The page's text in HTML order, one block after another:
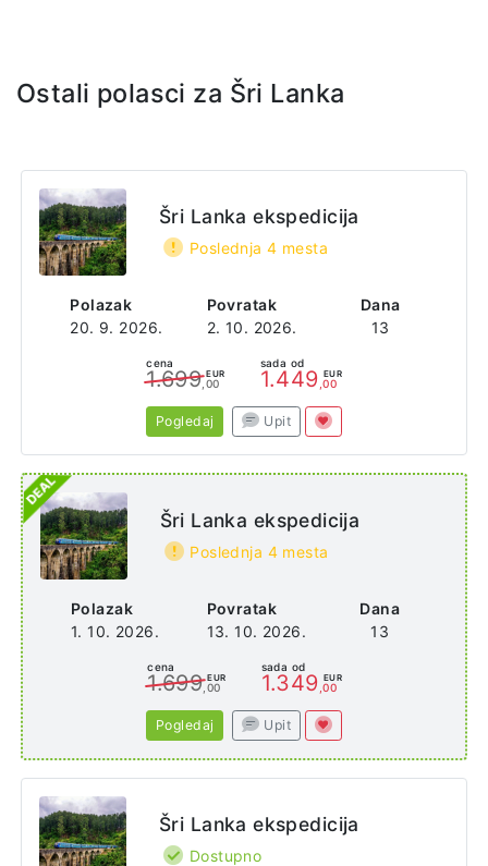
Ostali polasci za Šri Lanka
Polazak
20. 9. 2026.
Povratak
2. 10. 2026.
Dana
13
Šri Lanka ekspedicija
Poslednja 4 mesta
cena
1.699 EUR
,00
sada od
1.449 EUR
,00
Pogledaj Upit
Polazak
1. 10. 2026.
Povratak
13. 10. 2026.
Dana
13
Šri Lanka ekspedicija
Poslednja 4 mesta
cena
1.699 EUR
,00
sada od
1.349 EUR
,00
Pogledaj Upit
Šri Lanka ekspedicija
Dostupno